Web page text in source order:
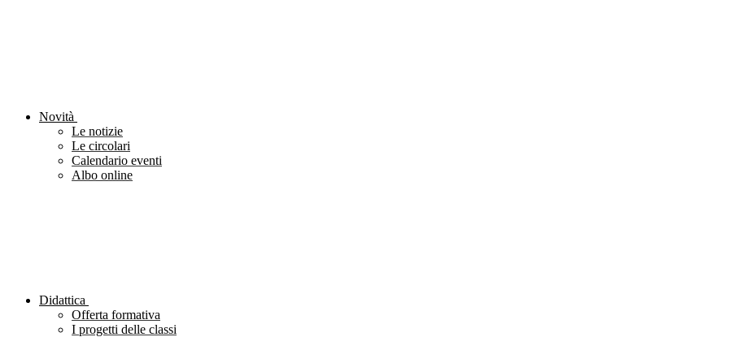
Novità
Le notizie
Le circolari
Calendario eventi
Albo online
Didattica
Offerta formativa
I progetti delle classi